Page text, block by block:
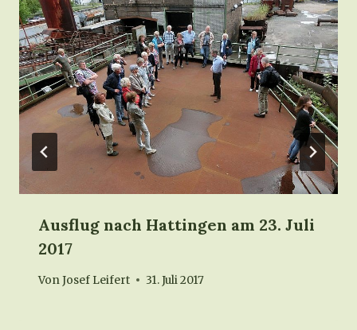
Ausflug nach Hattingen am 23. Juli
2017
VonJosef Leifert 31. Juli 2017